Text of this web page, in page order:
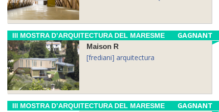
GAGNANT
III MOSTRA D’ARQUITECTURA DEL MARESME
Maison R
[frediani] arquitectura
GAGNANT
III MOSTRA D’ARQUITECTURA DEL MARESME